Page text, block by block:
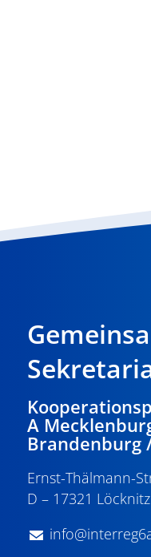
A
Brandenburg
Ernst-Thälmann-
D – 17321 Löcknitz